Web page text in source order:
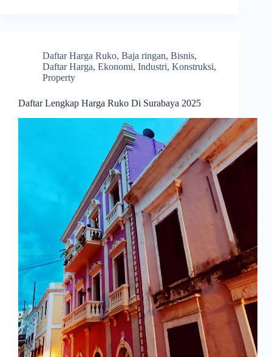
Daftar Harga Ruko, Baja ringan, Bisnis,
Daftar Harga, Ekonomi, Industri, Konstruksi,
Property
Daftar Lengkap Harga Ruko Di Surabaya 2025